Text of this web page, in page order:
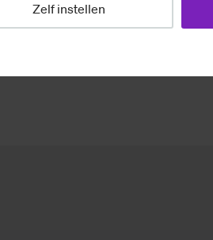
Zelf instellen